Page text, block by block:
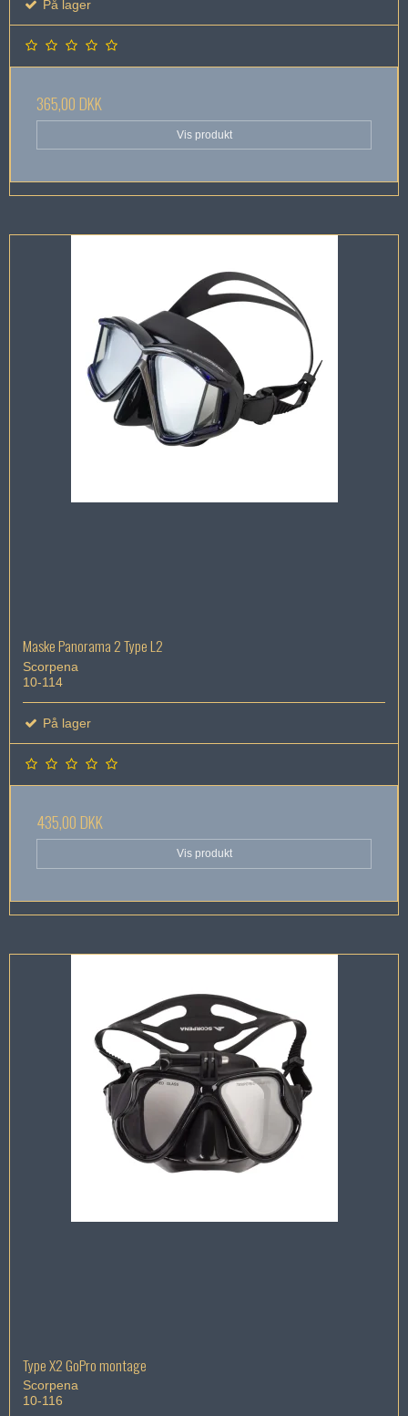
På lager
365,00 DKK
Vis produkt
Maske Panorama 2 Type L2
Scorpena
10-114
På lager
435,00 DKK
Vis produkt
Type X2 GoPro montage
Scorpena
10-116